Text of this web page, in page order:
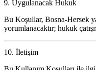
9. Uygulanacak Hukuk
Bu Koşullar, Bosna-Hersek
yorumlanacaktır; hukuk
10. İletişim